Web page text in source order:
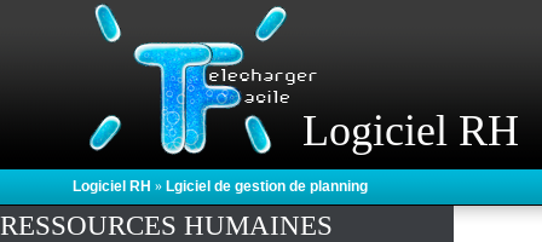
Logiciel RH
Logiciel RH » Lgiciel de gestion de planning
RESSOURCES HUMAINES